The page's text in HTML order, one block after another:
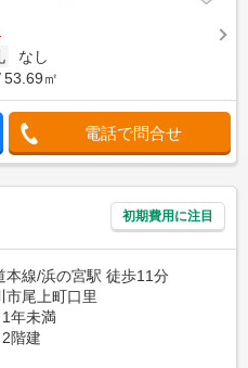
なし
53.69㎡
電話で問合せ
初期費用に注目
本線/浜の宮駅 徒歩11分
市尾上町口里
1年未満
2階建